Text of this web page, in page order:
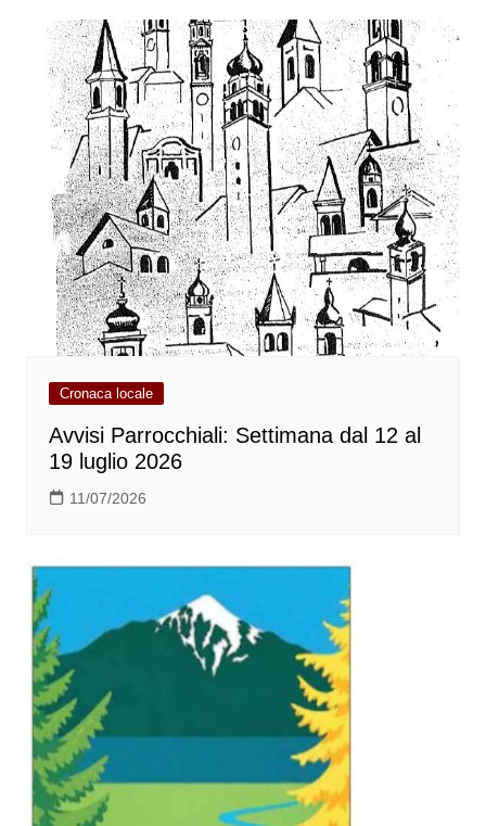
Cronaca locale
Avvisi Parrocchiali: Settimana dal 12 al
19 luglio 2026
11/07/2026